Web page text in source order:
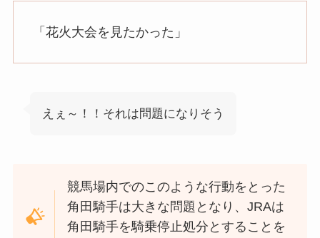
「花火大会を見たかった」
えぇ～！！それは問題になりそう
競馬場内でのこのような行動をとった
角田騎手は大きな問題となり、JRAは
角田騎手を騎乗停止処分とすることを